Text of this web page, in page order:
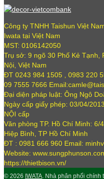
Công ty TNHH Taishun Việt
Iwata tại Việt Nam
MST: 0106142050
Trụ sở: 9 ngõ 30 Phố Kẻ Tạnh,
Nội, Việt Nam
ĐT 0243 984 1505 , 0983 220
09 7555 7666
Đại diện pháp luật: Ông Ngô
Ngày cấp giấy phép: 03/04/
NỘI cấp
Văn phòng TP. Hồ Chí Minh:
Hiệp Bình, TP Hồ Chí Minh
ĐT : 0981 666 960 Email:
Website:
https://thietbison.vn/
© 2026 IWATA. Nhà phân phối chính